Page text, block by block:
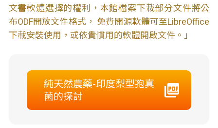
文書軟體選擇的權利，本館檔案下載部分文件將公
布ODF開放文件格式， 免費開源軟體可至LibreOffice
下載安裝使用，或依貴慣用的軟體開啟文件。」
純天然農藥-印度梨型孢真
菌的探討